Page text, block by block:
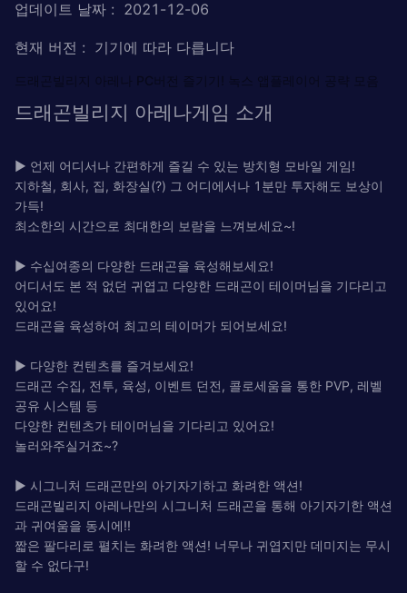
업데이트 날짜 : 2021-12-06
현재 버전 : 기기에 따라 다릅니다
드래곤빌리지 아레나 PC버전 즐기기! 녹스 앱플레이어 공략 모음
드래곤빌리지 아레나게임 소개
▶ 언제 어디서나 간편하게 즐길 수 있는 방치형 모바일 게임!
지하철, 회사, 집, 화장실(?) 그 어디에서나 1분만 투자해도 보상이
가득!
최소한의 시간으로 최대한의 보람을 느껴보세요~!
▶ 수십여종의 다양한 드래곤을 육성해보세요!
어디서도 본 적 없던 귀엽고 다양한 드래곤이 테이머님을 기다리고
있어요!
드래곤을 육성하여 최고의 테이머가 되어보세요!
▶ 다양한 컨텐츠를 즐겨보세요!
드래곤 수집, 전투, 육성, 이벤트 던전, 콜로세움을 통한 PVP, 레벨
공유 시스템 등
다양한 컨텐츠가 테이머님을 기다리고 있어요!
놀러와주실거죠~?
▶ 시그니처 드래곤만의 아기자기하고 화려한 액션!
드래곤빌리지 아레나만의 시그니처 드래곤을 통해 아기자기한 액션
과 귀여움을 동시에!!
짧은 팔다리로 펼치는 화려한 액션! 너무나 귀엽지만 데미지는 무시
할 수 없다구!